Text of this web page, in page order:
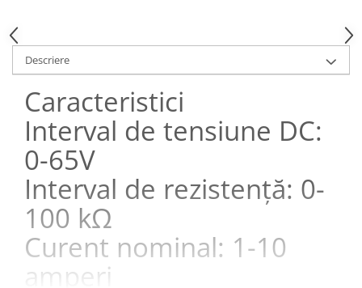
Descriere
Caracteristici
Interval de tensiune DC:
0-65V
Interval de rezistență: 0-
100 kΩ
Curent nominal: 1-10
amperi